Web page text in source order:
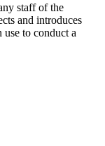
staff of the
and introduces
use to conduct a